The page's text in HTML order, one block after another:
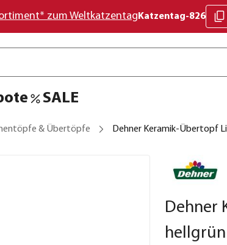
zum Weltkatzentag Katzentag-826
SALE
& Übertöpfe Dehner Keramik-Übertopf
Dehner
hellgrün